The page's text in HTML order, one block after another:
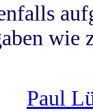
wie
Paul